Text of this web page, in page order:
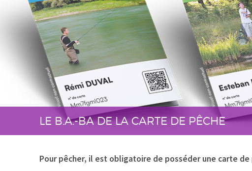
LE B.A.-BA DE LA CARTE DE PÊCHE
Pour pêcher, il est obligatoire de posséder une carte